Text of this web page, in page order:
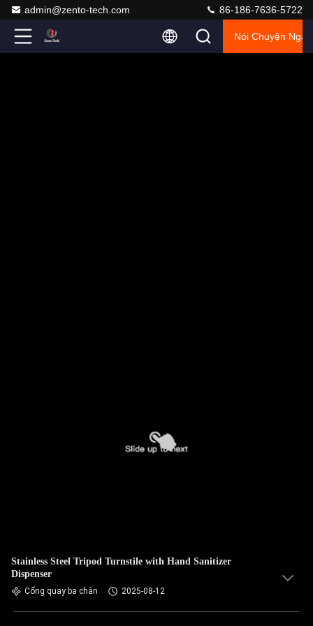
admin@zento-tech.com 86-186-7636-5722
Nói Chuyện Ngay.
Stainless Steel Tripod Turnstile with Hand Sanitizer
Dispenser
Cổng quay ba chân 2025-08-12